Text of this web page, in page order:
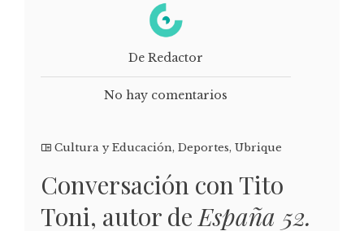
De Redactor
No hay comentarios
Cultura y Educación, Deportes, Ubrique
Conversación con Tito
Toni, autor de España 52.